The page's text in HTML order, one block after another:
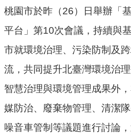
環
保
題
環
境
品
質
桃園市於昨（26）日舉辦「
平台」第10次會議，持續與
市就環境治理、污染防制及
流，共同提升北臺灣環境治
智慧治理與環境管理成果外
媒防治、廢棄物管理、清潔
噪音車管制等議題進行討論